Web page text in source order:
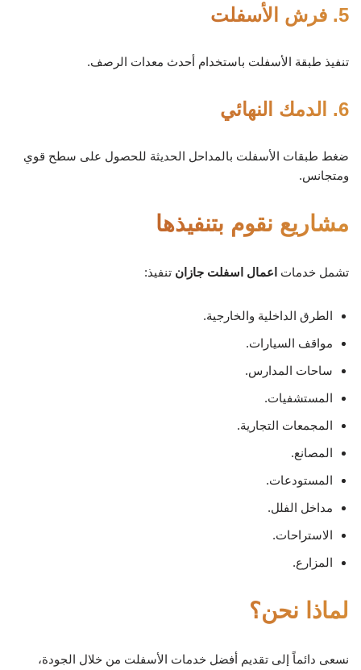
5. فرش الأسفلت
تنفيذ طبقة الأسفلت باستخدام أحدث معدات الرصف.
6. الدمك النهائي
ضغط طبقات الأسفلت بالمداحل الحديثة للحصول على سطح قوي
ومتجانس.
مشاريع نقوم بتنفيذها
تشمل خدمات اعمال اسفلت جازان تنفيذ:
الطرق الداخلية والخارجية.
مواقف السيارات.
ساحات المدارس.
المستشفيات.
المجمعات التجارية.
المصانع.
المستودعات.
مداخل الفلل.
الاستراحات.
المزارع.
لماذا نحن؟
نسعى دائماً إلى تقديم أفضل خدمات الأسفلت من خلال الجودة،